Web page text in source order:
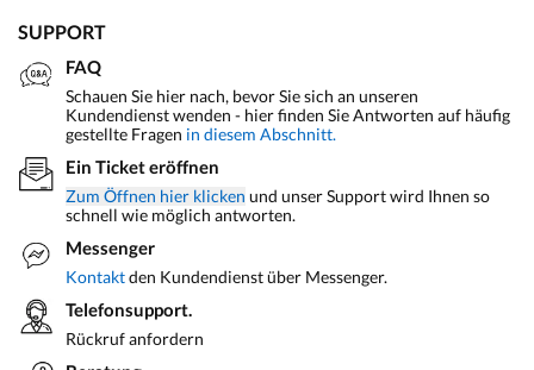
SUPPORT
FAQ
Schauen Sie hier nach, bevor Sie sich an unseren
Kundendienst wenden - hier finden Sie Antworten auf häufig
gestellte Fragen in diesem Abschnitt.
Ein Ticket eröffnen
Zum Öffnen hier klicken und unser Support wird Ihnen so
schnell wie möglich antworten.
Messenger
Kontaktden Kundendienst über Messenger.
Telefonsupport.
Rückruf anfordern